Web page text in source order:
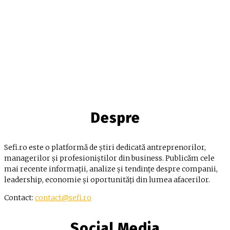
Despre
Sefi.ro este o platformă de știri dedicată antreprenorilor,
managerilor și profesioniștilor din business. Publicăm cele
mai recente informații, analize și tendințe despre companii,
leadership, economie și oportunități din lumea afacerilor.
Contact: contact@sefi.ro